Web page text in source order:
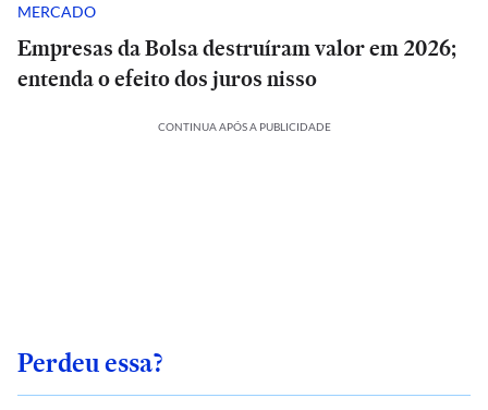
MERCADO
Empresas da Bolsa destruíram valor em 2026;
entenda o efeito dos juros nisso
CONTINUA APÓS A PUBLICIDADE
Perdeu essa?